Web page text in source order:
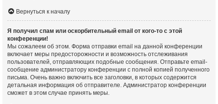
Вернуться к началу
Я получил спам или оскорбительный email от кого-то с этой
конференции!
Мы сожалеем об этом. Форма отправки email на данной конференции
включает меры предосторожности и возможность отслеживания
пользователей, отправляющих подобные сообщения. Отправьте email-
сообщение администратору конференции с полной копией полученного
письма. Очень важно включить все заголовки, в которых содержится
детальная информация об отправителе. Администратор конференции
сможет в этом случае принять меры.